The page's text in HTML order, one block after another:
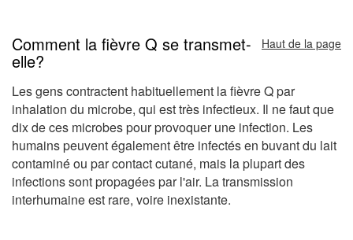
Comment la fièvre Q se transmet-
elle?
Haut de la page
Les gens contractent habituellement la fièvre Q par
inhalation du microbe, qui est très infectieux. Il ne faut que
dix de ces microbes pour provoquer une infection. Les
humains peuvent également être infectés en buvant du lait
contaminé ou par contact cutané, mais la plupart des
infections sont propagées par l'air. La transmission
interhumaine est rare, voire inexistante.